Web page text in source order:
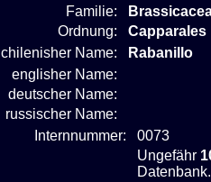
Familie:
Ordnung:
Capparales
chilenisher Name:
Rabanillo
englisher Name:
deutscher Name:
russischer Name:
Internnummer:
0073
Ungefähr
Datenbank.